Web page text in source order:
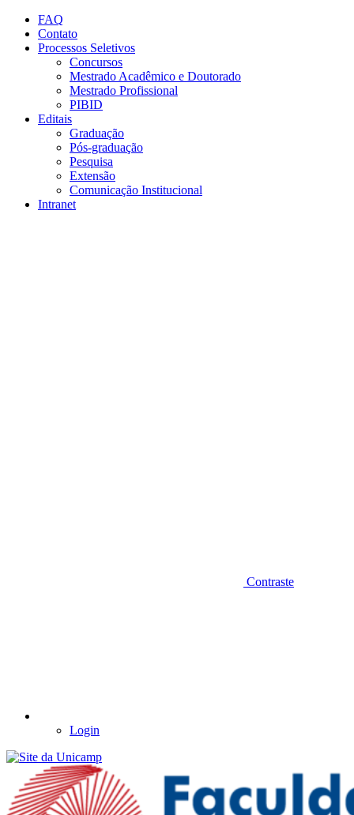
Conteúdo principal
FAQ
Contato
Processos Seletivos
Concursos
Mestrado Acadêmico e Doutorado
Mestrado Profissional
PIBID
Editais
Graduação
Pós-graduação
Pesquisa
Extensão
Comunicação Institucional
Intranet
Contraste
Login